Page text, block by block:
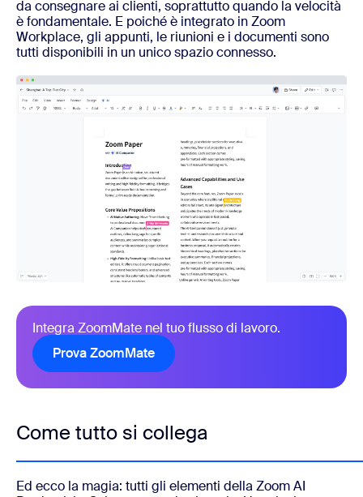
da consegnare ai clienti, soprattutto quando la velocità
è fondamentale. E poiché è integrato in Zoom
Workplace, gli appunti, le riunioni e i documenti sono
tutti disponibili in un unico spazio connesso.
Integra ZoomMate nel tuo flusso di lavoro.
Prova ZoomMate
Come tutto si collega
Ed ecco la magia: tutti gli elementi della Zoom AI